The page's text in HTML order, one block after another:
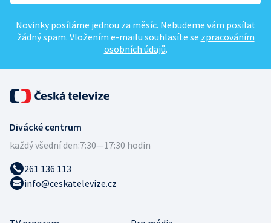
Novinky posíláme jednou za měsíc. Nebudeme vám posílat
žádný spam. Vložením e-mailu souhlasíte se zpracováním
osobních údajů.